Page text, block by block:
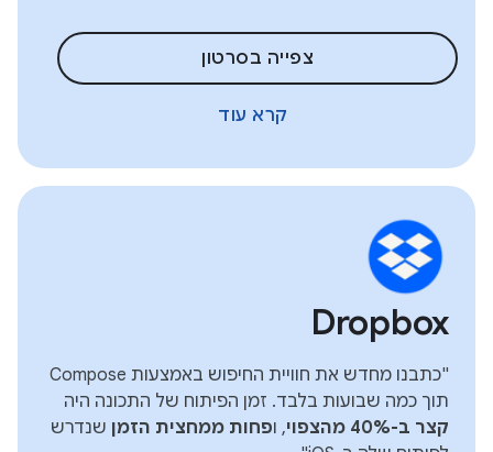
צפייה בסרטון
קרא עוד
Dropbox
"כתבנו מחדש את חוויית החיפוש באמצעות Compose
תוך כמה שבועות בלבד. זמן הפיתוח של התכונה היה
קצר ב-40% מהצפוי
, ופחות ממחצית הזמן שנדרש